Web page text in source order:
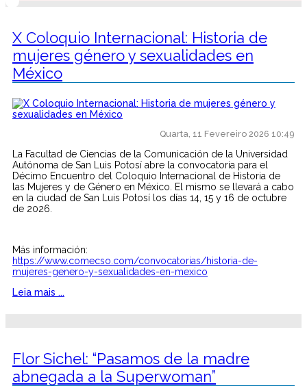
X Coloquio Internacional: Historia de
mujeres género y sexualidades en
México
Quarta, 11 Fevereiro 2026 10:49
La Facultad de Ciencias de la Comunicación de la Universidad
Autónoma de San Luis Potosí abre la convocatoria para el
Décimo Encuentro del Coloquio Internacional de Historia de
las Mujeres y de Género en México. El mismo se llevará a cabo
en la ciudad de San Luis Potosí los días 14, 15 y 16 de octubre
de 2026.
Más información:
https://www.comecso.com/convocatorias/historia-de-
mujeres-genero-y-sexualidades-en-mexico
Leia mais ...
Flor Sichel: “Pasamos de la madre
abnegada a la Superwoman”